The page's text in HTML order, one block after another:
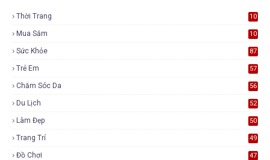
Thời Trang
10
Mua Sắm
10
Sức Khỏe 87
Trẻ Em 57
Chăm Sóc Da 56
Du Lịch 52
Làm Đẹp 50
Trang Trí 49
Đồ Chơi 47